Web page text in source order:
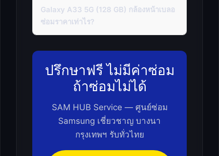
Galaxy A33 5G (128 GB) กล้องหน้าเบลอ
ซ่อมราคาเท่าไร?
ปรึกษาฟรี ไม่มีค่าซ่อม
ถ้าซ่อมไม่ได้
SAM HUB Service — ศูนย์ซ่อม
Samsung เชี่ยวชาญ บางนา
กรุงเทพฯ รับทั่วไทย